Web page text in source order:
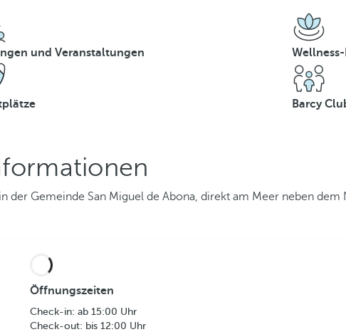
und Veranstaltungen
Barcy
der Gemeinde San Miguel de Abona, direkt am Meer neben
Öffnungszeiten
Check-in: ab 15:00 Uhr
Check-out: bis 12:00 Uhr